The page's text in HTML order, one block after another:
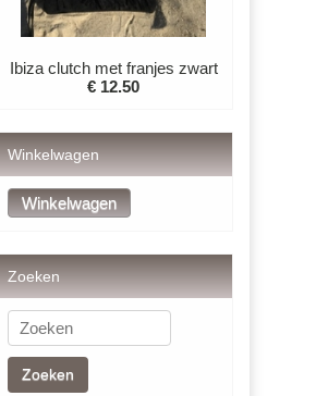
Ibiza clutch met franjes zwart
€ 12.50
Winkelwagen
Zoeken
Zoeken